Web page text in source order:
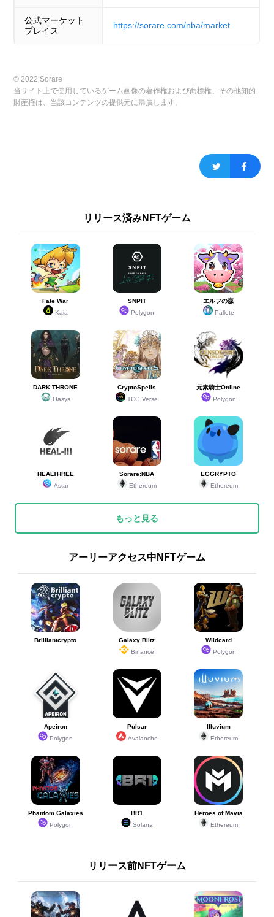
公式マーケット
プレイス
https://sorare.com/nba/market
© 2022 Sorare
当サイト上で使用しているゲーム画像の著作権および商標権、その他知的
財産権は、当該コンテンツの提供元に帰属します。
リリース済みNFTゲーム
Fate War
Kaia
SNPIT
Polygon
エルフの森
Pallete
DARK THRONE
Oasys
CryptoSpells
TCG Verse
元素騎士Online
Polygon
HEALTHREE
Astar
Sorare:NBA
Ethereum
EGGRYPTO
Ethereum
もっと見る
アーリーアクセス中NFTゲーム
Brilliantcrypto
Galaxy Blitz
Binance
Wildcard
Polygon
Apeiron
Polygon
Pulsar
Avalanche
Illuvium
Ethereum
Phantom Galaxies
Polygon
BR1
Solana
Heroes of Mavia
Ethereum
リリース前NFTゲーム